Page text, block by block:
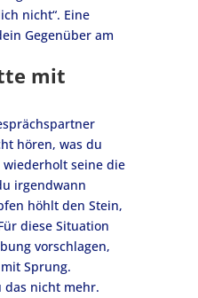
nicht“. Eine
Gegenüber am
mit
hören, was du
seine die
irgendwann
höhlt den Stein,
diese Situation
vorschlagen,
Sprung.
nicht mehr.